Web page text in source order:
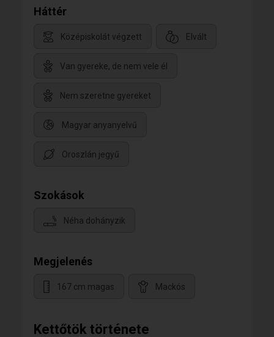
Kettőtök története
Háttér
Középiskolát végzett Elvált
Van gyereke, de nem vele él
Nem szeretne gyereket
Magyar anyanyelvű
Oroszlán jegyű
Szokások
Néha dohányzik
Megjelenés
167 cm magas Mackós